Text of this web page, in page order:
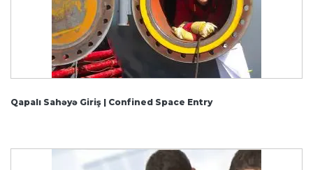
Qapalı Sahəyə Giriş | Confined Space Entry